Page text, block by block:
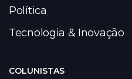
Política
Tecnologia & Inovação
COLUNISTAS